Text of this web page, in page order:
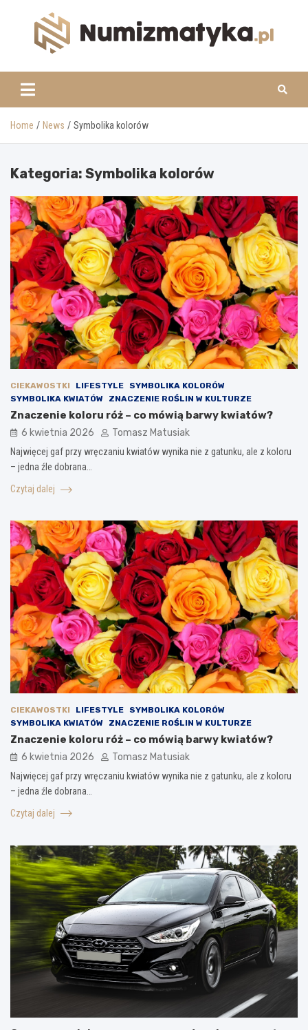
www.numizmatyka.pl
Home News Symbolika kolorów
Kategoria: Symbolika kolorów
CIEKAWOSTKI LIFESTYLE
SYMBOLIKA KOLORÓW
SYMBOLIKA KWIATÓW
ZNACZENIE ROŚLIN W KULTURZE
Znaczenie koloru róż – co mówią barwy kwiatów?
6 kwietnia 2026 Tomasz Matusiak
Najwięcej gaf przy wręczaniu kwiatów wynika nie z gatunku, ale z koloru
– jedna źle dobrana…
Czytaj dalej
CIEKAWOSTKI LIFESTYLE
SYMBOLIKA KOLORÓW
SYMBOLIKA KWIATÓW
ZNACZENIE ROŚLIN W KULTURZE
Znaczenie koloru róż – co mówią barwy kwiatów?
6 kwietnia 2026 Tomasz Matusiak
Najwięcej gaf przy wręczaniu kwiatów wynika nie z gatunku, ale z koloru
– jedna źle dobrana…
Czytaj dalej